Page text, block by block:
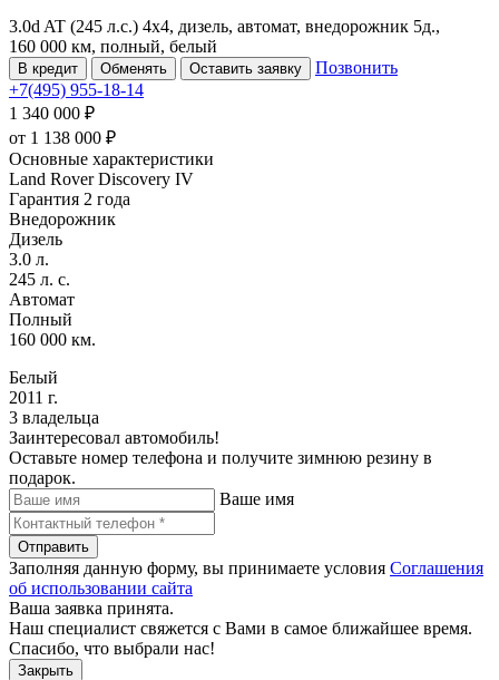
3.0d AT (245 л.с.) 4x4, дизель, автомат, внедорожник 5д.,
160 000 км, полный, белый
В кредит Обменять Оставить заявку
Позвонить
+7(495) 955-18-14
1 340 000 ₽
от 1 138 000 ₽
Основные характеристики
Land Rover Discovery IV
Гарантия 2 года
Внедорожник
Дизель
3.0 л.
245 л. с.
Автомат
Полный
160 000 км.
Белый
2011 г.
3 владельца
Заинтересовал автомобиль!
Оставьте номер телефона и получите зимнюю резину в
подарок.
Ваше имя
Отправить
Заполняя данную форму, вы принимаете условия Соглашения
об использовании сайта
Ваша заявка принята.
Наш специалист свяжется с Вами в самое ближайшее время.
Спасибо, что выбрали нас!
Закрыть